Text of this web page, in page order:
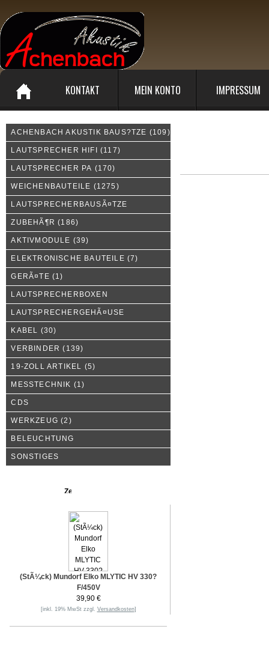
KONTAKT MEIN KONTO IMPRESSUM
ACHENBACH AKUSTIK BAUS?TZE (109)
LAUTSPRECHER HIFI (117)
LAUTSPRECHER PA (170)
WEICHENBAUTEILE (1275)
LAUTSPRECHERBAUSÃ¤TZE
ZUBEHÃ¶R (186)
AKTIVMODULE (39)
ELEKTRONISCHE BAUTEILE (7)
GERÃ¤TE (1)
LAUTSPRECHERBOXEN
LAUTSPRECHERGEHÃ¤USE
KABEL (30)
VERBINDER (139)
19-ZOLL ARTIKEL (5)
MESSTECHNIK (1)
CDS
WERKZEUG (2)
BELEUCHTUNG
SONSTIGES
(StÃ¼ck) Mundorf Elko MLYTIC HV 330?
F/450V
39,90 €
[inkl. 19% MwSt zzgl. Versandkosten]